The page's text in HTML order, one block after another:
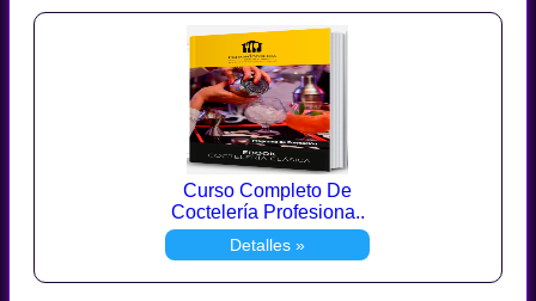
Curso Completo De
Coctelería Profesiona..
Detalles »